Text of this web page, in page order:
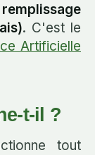
. C'est le
Artificielle
t-il ?
tout